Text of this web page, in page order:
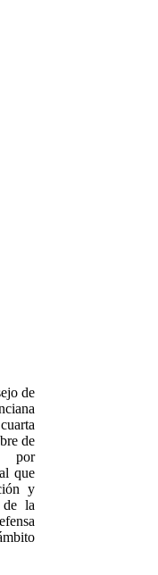
de
de
por
que
y
de la